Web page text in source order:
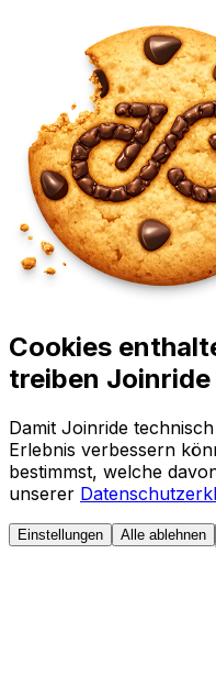
Cookies
treiben Joinride
Damit Joinride
Erlebnis verbessern
bestimmst, welche
unserer
Einstellungen Alle ablehnen